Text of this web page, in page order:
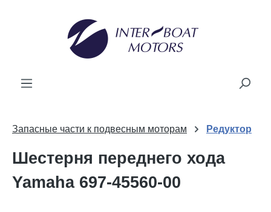
Запасные части к подвесным моторам Редуктор
Шестерня переднего хода
Yamaha 697-45560-00